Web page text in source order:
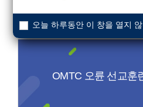
OMTC 오륜 선교훈
오늘 하루동안 이 창을 열지